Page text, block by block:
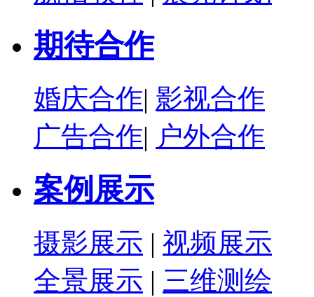
期待合作
婚庆合作| 影视合作
广告合作| 户外合作
案例展示
摄影展示 | 视频展示
全景展示 | 三维测绘